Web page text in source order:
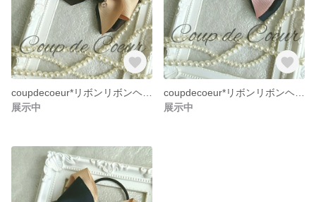
展示中
展示中